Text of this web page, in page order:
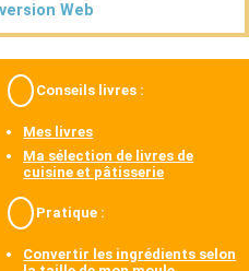
Web
Conseils livres :
Mes livres
Ma sélection de livres de
cuisine et pâtisserie
Pratique :
Convertir les ingrédients selon